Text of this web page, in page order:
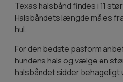
Texas halsbånd findes i 11
Halsbåndets længde måles
hul.
For den bedste pasform
hundens hals og vælge en
halsbåndet sidder behageligt